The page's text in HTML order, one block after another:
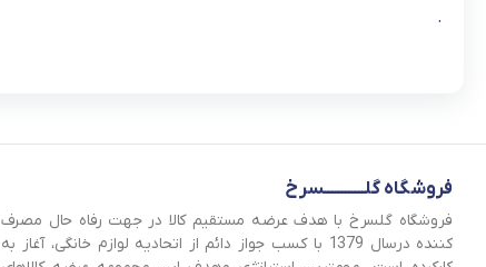
.
فروشگاه گلــــــــــــسرخ
فروشگاه گلسرخ با هدف عرضه مستقیم کالا در جهت رفاه حال مصرف
کننده درسال 1379 با کسب جواز دائم از اتحادیه لوازم خانگی، آغاز به